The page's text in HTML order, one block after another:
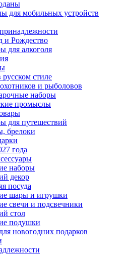
для мобильных устройств
и Рождество
для алкоголя
стиле
и рыболовов
наборы
промыслы
для путешествий
брелоки
года
наборы
декор
посуда
шары и игрушки
свечи и подсвечники
стол
подушки
новогодних подарков